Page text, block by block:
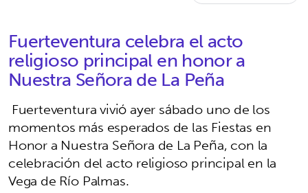
Fuerteventura celebra el acto
religioso principal en honor a
Nuestra Señora de La Peña
Fuerteventura vivió ayer sábado uno de los
momentos más esperados de las Fiestas en
Honor a Nuestra Señora de La Peña, con la
celebración del acto religioso principal en la
Vega de Río Palmas.